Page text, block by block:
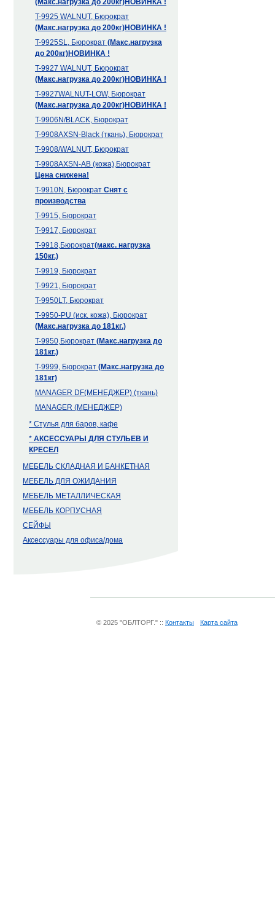
(Макс.нагрузка до 200кг)НОВИНКА !
T-9925 WALNUT, Бюрократ
(Макс.нагрузка до 200кг)НОВИНКА !
T-9925SL, Бюрократ (Макс.нагрузка
до 200кг)НОВИНКА !
T-9927 WALNUT, Бюрократ
(Макс.нагрузка до 200кг)НОВИНКА !
T-9927WALNUT-LOW, Бюрократ
(Макс.нагрузка до 200кг)НОВИНКА !
T-9906N/BLACK, Бюрократ
T-9908AXSN-Black (ткань), Бюрократ
T-9908/WALNUT, Бюрократ
T-9908AXSN-АВ (кожа),Бюрократ
Цена снижена!
T-9910N, Бюрократ Снят с
производства
T-9915, Бюрократ
T-9917, Бюрократ
T-9918,Бюрократ(макс. нагрузка
150кг.)
T-9919, Бюрократ
T-9921, Бюрократ
T-9950LT, Бюрократ
T-9950-PU (иск. кожа), Бюрократ
(Макс.нагрузка до 181кг.)
T-9950,Бюрократ (Макс.нагрузка до
181кг.)
T-9999, Бюрократ (Макс.нагрузка до
181кг)
MANAGER DF(МЕНЕДЖЕР) (ткань)
MANAGER (МЕНЕДЖЕР)
* Стулья для баров, кафе
* АКСЕССУАРЫ ДЛЯ СТУЛЬЕВ И
КРЕСЕЛ
МЕБЕЛЬ СКЛАДНАЯ И БАНКЕТНАЯ
МЕБЕЛЬ ДЛЯ ОЖИДАНИЯ
МЕБЕЛЬ МЕТАЛЛИЧЕСКАЯ
МЕБЕЛЬ КОРПУСНАЯ
СЕЙФЫ
Аксессуары для офиса/дома
© 2025 "ОБЛТОРГ." :: Контакты Карта сайта